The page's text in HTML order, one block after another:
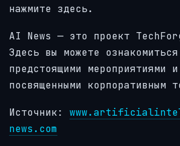
нажмите здесь.
AI News — это проект
Здесь вы можете
предстоящими мероприятиями
посвященными корпоративным
Источник:
news.com